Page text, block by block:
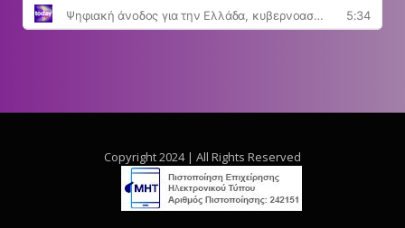
Copyright 2024 | All Rights Reserved